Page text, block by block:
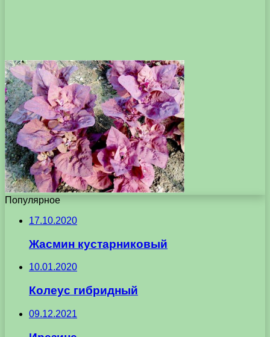
Популярное
17.10.2020
Жасмин кустарниковый
10.01.2020
Колеус гибридный
09.12.2021